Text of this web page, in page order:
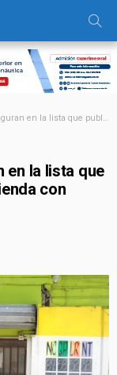
Lotería Nacional y Hacienda con bancas ilegales
en la lista que
con